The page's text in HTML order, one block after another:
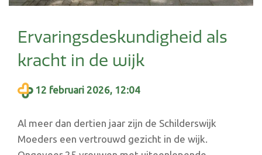
Ervaringsdeskundigheid als
kracht in de wijk
12 februari 2026, 12:04
Al meer dan dertien jaar zijn de Schilderswijk
Moeders een vertrouwd gezicht in de wijk.